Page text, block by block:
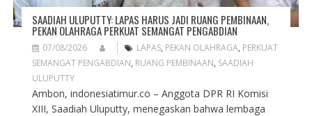
SAADIAH ULUPUTTY: LAPAS HARUS JADI RUANG PEMBINAAN,
PEKAN OLAHRAGA PERKUAT SEMANGAT PENGABDIAN
07/08/2026 LAPAS, PEKAN OLAHRAGA, PERKUAT
SEMANGAT PENGABDIAN, RUANG PEMBINAAN, SAADIAH
ULUPUTTY
Ambon, indonesiatimur.co – Anggota DPR RI Komisi
XIII, Saadiah Uluputty, menegaskan bahwa lembaga